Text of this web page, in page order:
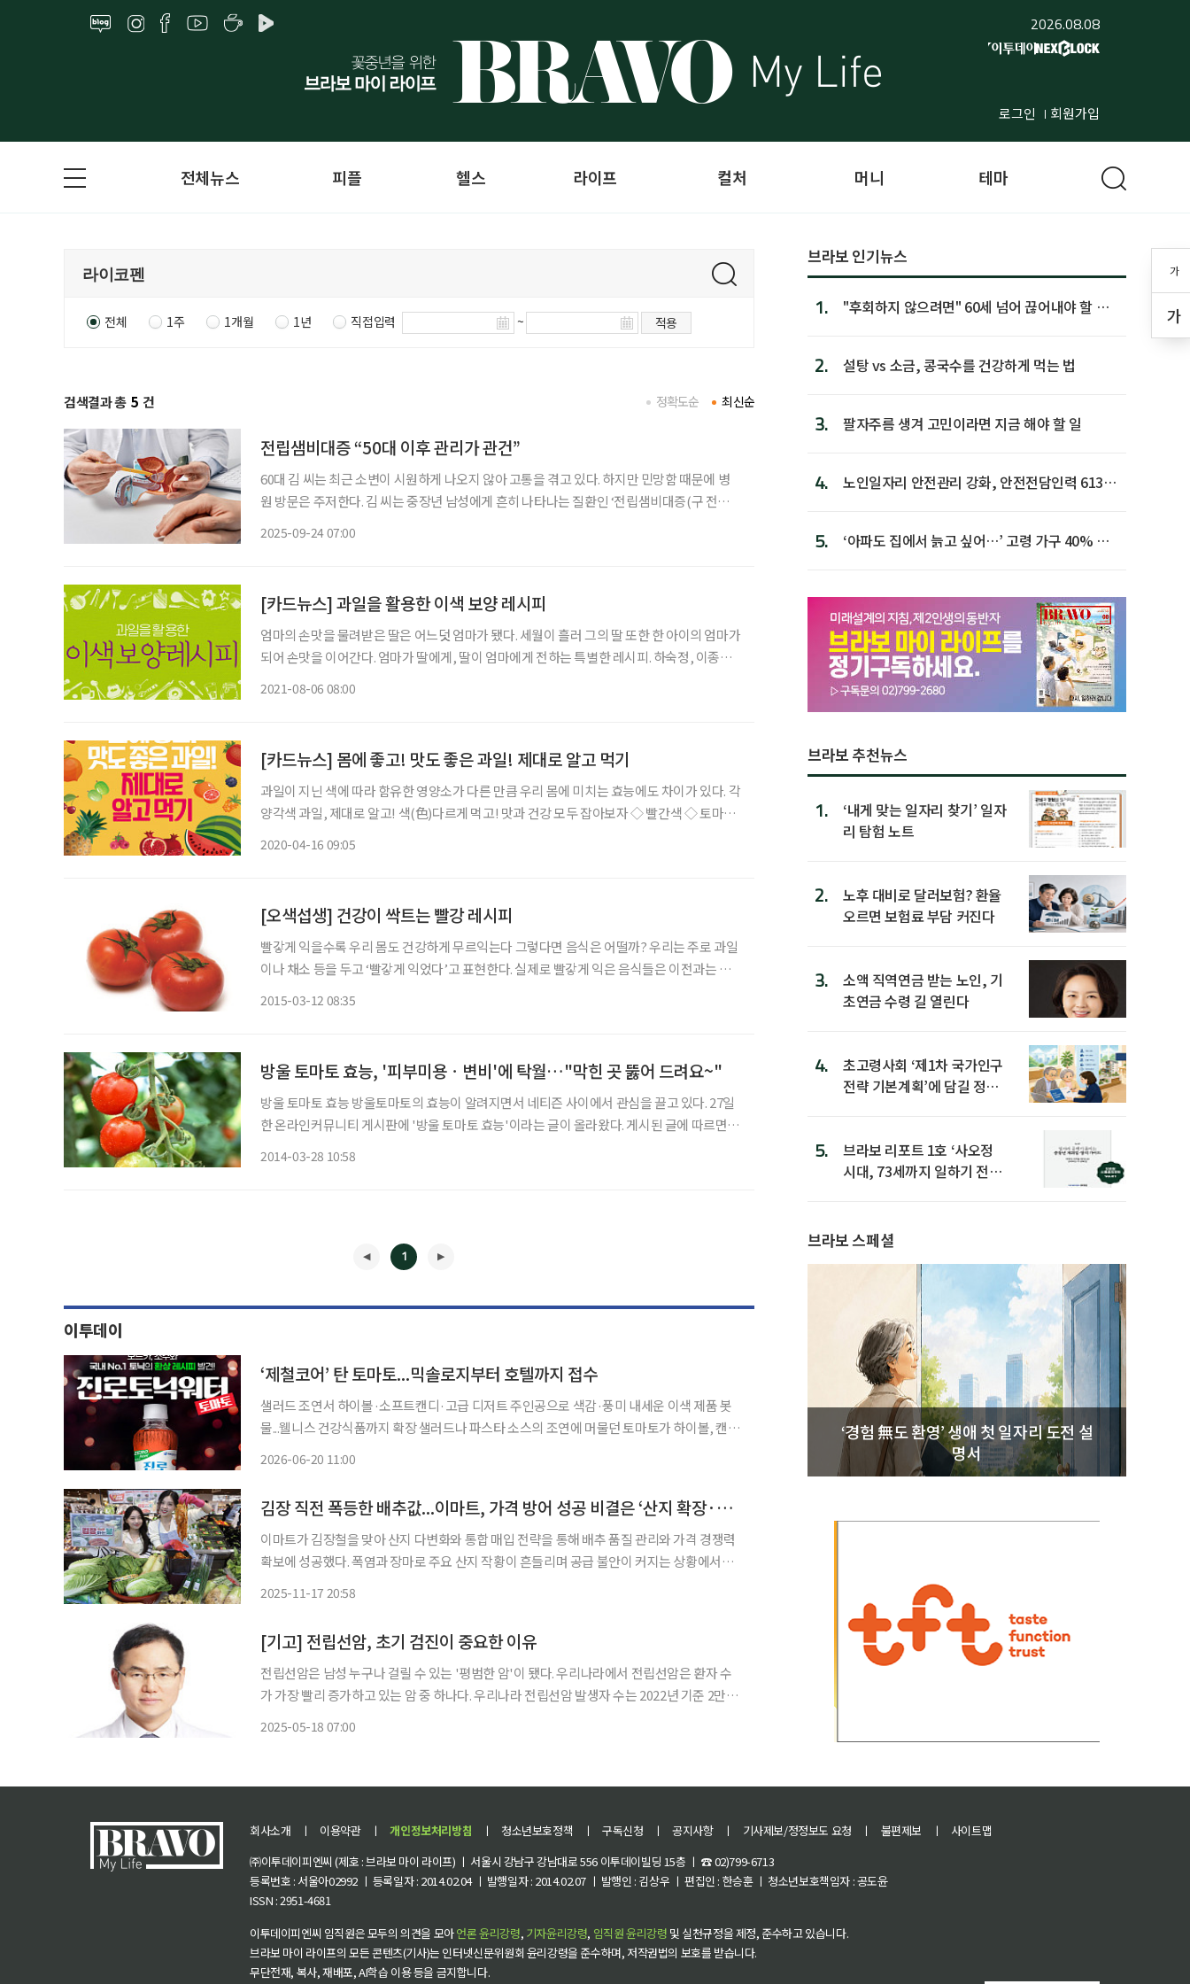
2026.08.08
로그인 회원가입
가
가
전체뉴스 피플 헬스 라이프 컬처 머니 테마
전체 1주 1개월 1년 직접입력 ~ 적용
검색결과 총 5 건 최신순
정확도순
전립샘비대증 “50대 이후 관리가 관건”
60대 김 씨는 최근 소변이 시원하게 나오지 않아 고통을 겪고 있다. 하지만 민망함 때문에 병
원 방문은 주저한다. 김 씨는 중장년 남성에게 흔히 나타나는 질환인 ‘전립샘비대증(구 전립
2025-09-24 07:00
[카드뉴스] 과일을 활용한 이색 보양 레시피
엄마의 손맛을 물려받은 딸은 어느덧 엄마가 됐다. 세월이 흘러 그의 딸 또한 한 아이의 엄마가
되어 손맛을 이어간다. 엄마가 딸에게, 딸이 엄마에게 전하는 특별한 레시피. 하숙정, 이종임,
2021-08-06 08:00
[카드뉴스] 몸에 좋고! 맛도 좋은 과일! 제대로 알고 먹기
과일이 지닌 색에 따라 함유한 영양소가 다른 만큼 우리 몸에 미치는 효능에도 차이가 있다. 각
양각색 과일, 제대로 알고! 색(色)다르게 먹고! 맛과 건강 모두 잡아보자 ◇ 빨간색 ◇ 토마토,
2020-04-16 09:05
[오색섭생] 건강이 싹트는 빨강 레시피
빨갛게 익을수록 우리 몸도 건강하게 무르익는다 그렇다면 음식은 어떨까? 우리는 주로 과일
이나 채소 등을 두고 ‘빨갛게 익었다’고 표현한다. 실제로 빨갛게 익은 음식들은 이전과는 확
2015-03-12 08:35
방울 토마토 효능, '피부미용ㆍ변비'에 탁월…"막힌 곳 뚫어 드려요~"
방울 토마토 효능 방울토마토의 효능이 알려지면서 네티즌 사이에서 관심을 끌고 있다. 27일
한 온라인커뮤니티 게시판에 '방울 토마토 효능'이라는 글이 올라왔다. 게시된 글에 따르면
2014-03-28 10:58
1
이투데이
‘제철코어’ 탄 토마토...믹솔로지부터 호텔까지 접수
샐러드 조연서 하이볼·소프트캔디·고급 디저트 주인공으로 색감·풍미 내세운 이색 제품 봇
물...웰니스 건강식품까지 확장 샐러드나 파스타 소스의 조연에 머물던 토마토가 하이볼, 캔
2026-06-20 11:00
김장 직전 폭등한 배추값...이마트, 가격 방어 성공 비결은 ‘산지 확장·통합 매입’
이마트가 김장철을 맞아 산지 다변화와 통합 매입 전략을 통해 배추 품질 관리와 가격 경쟁력
확보에 성공했다. 폭염과 장마로 주요 산지 작황이 흔들리며 공급 불안이 커지는 상황에서도,
2025-11-17 20:58
[기고] 전립선암, 초기 검진이 중요한 이유
전립선암은 남성 누구나 걸릴 수 있는 '평범한 암'이 됐다. 우리나라에서 전립선암은 환자 수
가 가장 빨리 증가하고 있는 암 중 하나다. 우리나라 전립선암 발생자 수는 2022년 기준 2만
2025-05-18 07:00
브라보 인기뉴스
1.
"후회하지 않으려면" 60세 넘어 끊어내야 할 사
2. 설탕 vs 소금, 콩국수를 건강하게 먹는 법
3. 팔자주름 생겨 고민이라면 지금 해야 할 일
4.
노인일자리 안전관리 강화, 안전전담인력 613명
5.
‘아파도 집에서 늙고 싶어…’ 고령 가구 40% 노
브라보 추천뉴스
1.
‘내게 맞는 일자리 찾기’ 일자
리 탐험 노트
2.
노후 대비로 달러보험? 환율
오르면 보험료 부담 커진다
3.
소액 직역연금 받는 노인, 기
초연금 수령 길 열린다
4.
초고령사회 ‘제1차 국가인구
전략 기본계획’에 담길 정책
5.
브라보 리포트 1호 ‘사오정
시대, 73세까지 일하기 전략’
브라보 스페셜
‘경험 無도 환영’ 생애 첫 일자리 도전 설
명서
회사소개 ㅣ 이용약관 ㅣ 개인정보처리방침 ㅣ 청소년보호정책 ㅣ 구독신청 ㅣ 공지사항 ㅣ 기사제보/정정보도 요청 ㅣ 불편제보 ㅣ
사이트맵
㈜이투데이피엔씨 (제호 : 브라보 마이 라이프) ㅣ 서울시 강남구 강남대로 556 이투데이빌딩 15층 ㅣ ☎ 02)799-6713
등록번호 : 서울아02992 ㅣ 등록일자 : 2014.02.04 ㅣ 발행일자 : 2014.02.07 ㅣ 발행인 : 김상우 ㅣ 편집인 : 한승훈 ㅣ 청소년보호책임자 : 공도윤
ISSN : 2951-4681
이투데이피엔씨 임직원은 모두의 의견을 모아언론 윤리강령, 기자윤리강령, 임직원 윤리강령 및 실천규정을 제정, 준수하고 있습니다.
브라보 마이 라이프의 모든 콘텐츠(기사)는 인터넷신문위원회 윤리강령을 준수하며, 저작권법의 보호를 받습니다.
무단전재, 복사, 재배포, AI학습 이용 등을 금지합니다.